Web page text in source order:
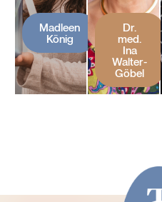
Madleen
König
Dr.
med.
Ina
Walter-
Göbel